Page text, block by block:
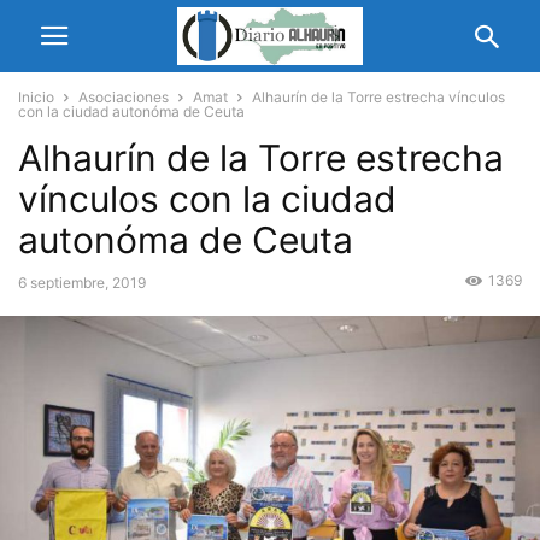
Inicio Asociaciones Amat
Alhaurín de la Torre estrecha vínculos
con la ciudad autonóma de Ceuta
Alhaurín de la Torre estrecha
vínculos con la ciudad
autonóma de Ceuta
6 septiembre, 2019 1369